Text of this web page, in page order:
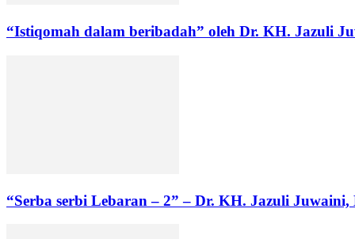
“Istiqomah dalam beribadah” oleh Dr. KH. Jazuli
“Serba serbi Lebaran – 2” – Dr. KH. Jazuli Juwaini,